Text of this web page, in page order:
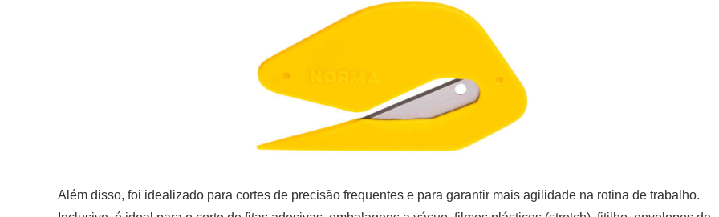
Além disso, foi idealizado para cortes de precisão frequentes e para garantir mais agilidade na rotina de trabalho.